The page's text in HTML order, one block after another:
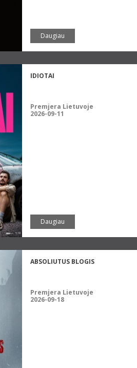
Daugiau
IDIOTAI
Premjera Lietuvoje
2026-09-11
Daugiau
ABSOLIUTUS BLOGIS
Premjera Lietuvoje
2026-09-18